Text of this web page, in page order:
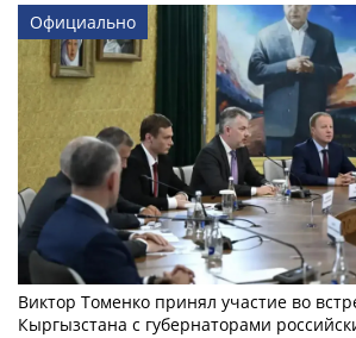
Официально
Виктор Томенко принял участие во
Кыргызстана с губернаторами